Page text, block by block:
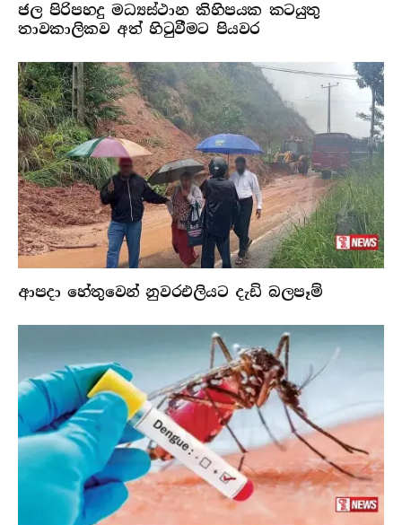
ජල පිරිපහදු මධ්‍යස්ථාන කිහිපයක කටයුතු
තාවකාලිකව අත් හිටුවීමට පියවර
ආපදා හේතුවෙන් නුවරඑලියට දැඩි බලපෑම්